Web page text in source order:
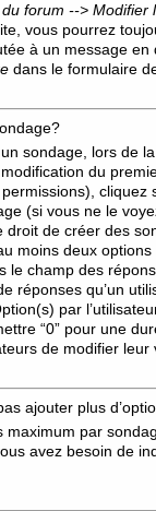
forum --> Modifier
vous pourrez
à un message
dans le formulaire
sondage, lors de la
du
cliquez
(si vous ne le
droit de créer des
moins deux
le champ des
réponses qu’un
par
“0” pour une
de modifier leur
ajouter plus
maximum par
avez besoin de